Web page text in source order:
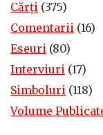
Cărţi (375)
Comentarii (16)
Eseuri (80)
Interviuri (17)
Simboluri (118)
Volume